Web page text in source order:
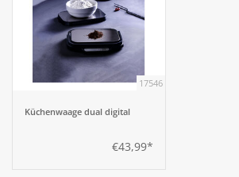
17546
Küchenwaage dual digital
€43,99*